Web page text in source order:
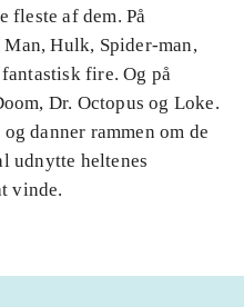
fleste af dem. På
Hulk, Spider-man,
fire. Og på
Dr. Octopus og Loke.
danner rammen om de
udnytte heltenes
vinde.